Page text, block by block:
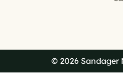
© 2026 Sandager